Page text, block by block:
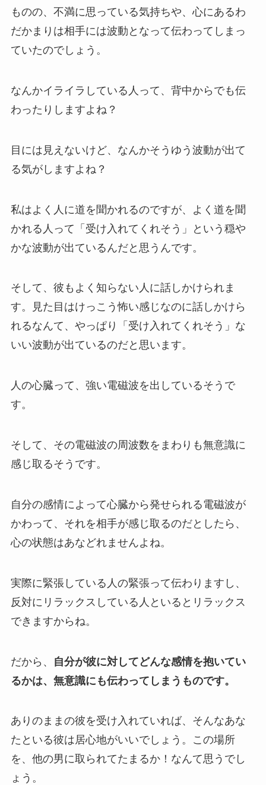
ものの、不満に思っている気持ちや、心にあるわ
だかまりは相手には波動となって伝わってしまっ
ていたのでしょう。
なんかイライラしている人って、背中からでも伝
わったりしますよね？
目には見えないけど、なんかそうゆう波動が出て
る気がしますよね？
私はよく人に道を聞かれるのですが、よく道を聞
かれる人って「受け入れてくれそう」という穏や
かな波動が出ているんだと思うんです。
そして、彼もよく知らない人に話しかけられま
す。見た目はけっこう怖い感じなのに話しかけら
れるなんて、やっぱり「受け入れてくれそう」な
いい波動が出ているのだと思います。
人の心臓って、強い電磁波を出しているそうで
す。
そして、その電磁波の周波数をまわりも無意識に
感じ取るそうです。
自分の感情によって心臓から発せられる電磁波が
かわって、それを相手が感じ取るのだとしたら、
心の状態はあなどれませんよね。
実際に緊張している人の緊張って伝わりますし、
反対にリラックスしている人といるとリラックス
できますからね。
だから、
自分が彼に対してどんな感情を抱いてい
るかは、無意識にも伝わってしまうものです。
ありのままの彼を受け入れていれば、そんなあな
たといる彼は居心地がいいでしょう。この場所
を、他の男に取られてたまるか！なんて思うでし
ょう。